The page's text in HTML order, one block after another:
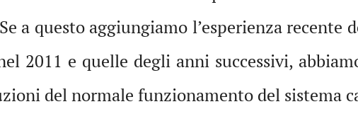
a questo aggiungiamo l’esperienza recente
2011 e quelle degli anni successivi,
del normale funzionamento del sistema